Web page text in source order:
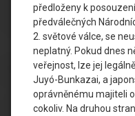
předloženy k
předválečných
2. světové válce, se
neplatný. Pokud dnes
veřejnost, lze jej
Juyó-Bunkazai, a
oprávněnému majiteli
cokoliv. Na druhou